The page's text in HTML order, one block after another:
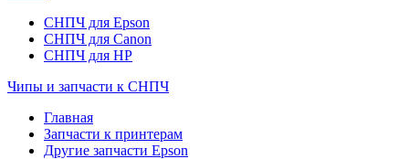
СНПЧ для Epson
СНПЧ для Canon
СНПЧ для HP
Чипы и запчасти к СНПЧ
Главная
Запчасти к принтерам
Другие запчасти Epson